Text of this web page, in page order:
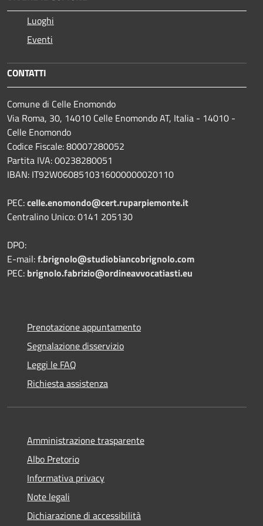
Luoghi
Eventi
CONTATTI
Comune di Celle Enomondo
Via Roma, 30, 14010 Celle Enomondo AT, Italia - 14010 -
Celle Enomondo
Codice Fiscale: 80007280052
Partita IVA: 00238280051
IBAN: IT92W0608510316000000020110
PEC:celle.enomondo@cert.ruparpiemonte.it
Centralino Unico: 0141 205130
DPO:
E-mail:f.brignolo@studiobiancobrignolo.com
PEC: brignolo.fabrizio@ordineavvocatiasti.eu
Prenotazione appuntamento
Segnalazione disservizio
Leggi le FAQ
Richiesta assistenza
Amministrazione trasparente
Albo Pretorio
Informativa privacy
Note legali
Dichiarazione di accessibilità